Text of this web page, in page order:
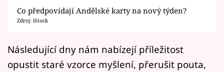
Přihlášení
Co předpovídají Andělské karty na nový týden?
Zdroj: iStock
Následující dny nám nabízejí příležitost
opustit staré vzorce myšlení, přerušit pouta,